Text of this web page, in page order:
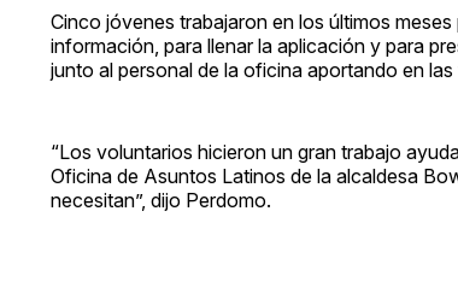
Cinco jóvenes trabajaron en los últimos
información, para llenar la aplicación y para
junto al personal de la oficina aportando en
“Los voluntarios hicieron un gran trabajo
Oficina de Asuntos Latinos de la alcaldesa
necesitan”, dijo Perdomo.